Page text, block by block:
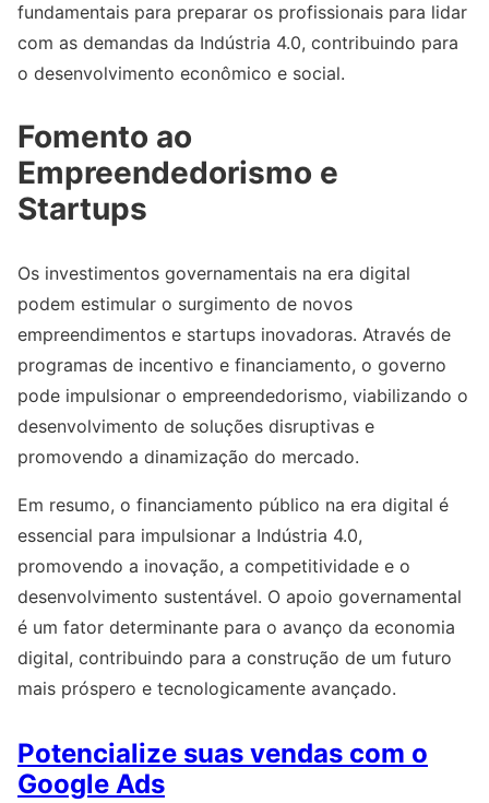
fundamentais para preparar os profissionais para lidar
com as demandas da Indústria 4.0, contribuindo para
o desenvolvimento econômico e social.
Fomento ao
Empreendedorismo e
Startups
Os investimentos governamentais na era digital
podem estimular o surgimento de novos
empreendimentos e startups inovadoras. Através de
programas de incentivo e financiamento, o governo
pode impulsionar o empreendedorismo, viabilizando o
desenvolvimento de soluções disruptivas e
promovendo a dinamização do mercado.
Em resumo, o financiamento público na era digital é
essencial para impulsionar a Indústria 4.0,
promovendo a inovação, a competitividade e o
desenvolvimento sustentável. O apoio governamental
é um fator determinante para o avanço da economia
digital, contribuindo para a construção de um futuro
mais próspero e tecnologicamente avançado.
Potencialize suas vendas com o
Google Ads